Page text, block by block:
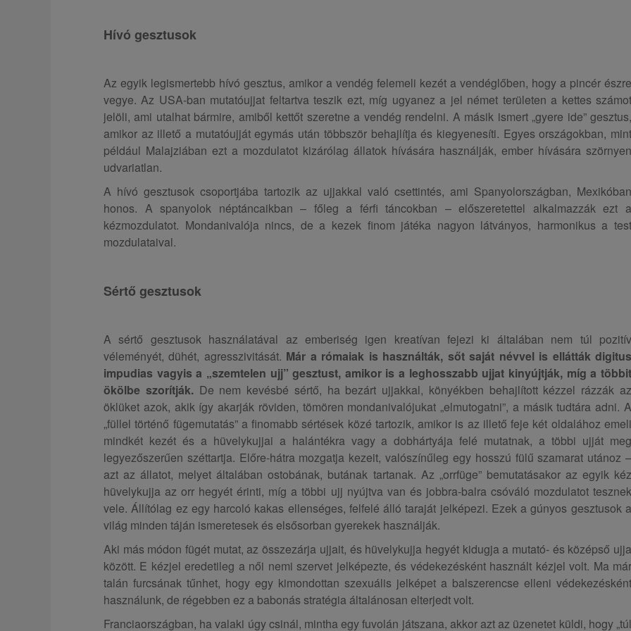
Hívó gesztusok
Az egyik legismertebb hívó gesztus, amikor a vendég felemeli kezét a vendéglőben, hogy a pincér észre
vegye. Az USA-ban mutatóujjat feltartva teszik ezt, míg ugyanez a jel német területen a kettes számot
jelöli, ami utalhat bármire, amiből kettőt szeretne a vendég rendelni. A másik ismert „gyere ide” gesztus,
amikor az illető a mutatóujját egymás után többször behajlítja és kiegyenesíti. Egyes országokban, mint
például Malajziában ezt a mozdulatot kizárólag állatok hívására használják, ember hívására szörnyen
udvariatlan.
A hívó gesztusok csoportjába tartozik az ujjakkal való csettintés, ami Spanyolországban, Mexikóban
honos. A spanyolok néptáncaikban – főleg a férfi táncokban – előszeretettel alkalmazzák ezt a
kézmozdulatot. Mondanivalója nincs, de a kezek finom játéka nagyon látványos, harmonikus a test
mozdulataival.
Sértő gesztusok
A sértő gesztusok használatával az emberiség igen kreatívan fejezi ki általában nem túl pozitív
véleményét, dühét, agresszivitását. Már a rómaiak is használták, sőt saját névvel is ellátták digitus
impudias vagyis a „szemtelen ujj” gesztust, amikor is a leghosszabb ujjat kinyújtják, míg a többit
ökölbe szorítják. De nem kevésbé sértő, ha bezárt ujjakkal, könyékben behajlított kézzel rázzák az
öklüket azok, akik így akarják röviden, tömören mondanivalójukat „elmutogatni”, a másik tudtára adni. A
„füllel történő fügemutatás” a finomabb sértések közé tartozik, amikor is az illető feje két oldalához emeli
mindkét kezét és a hüvelykujjai a halántékra vagy a dobhártyája felé mutatnak, a többi ujját meg
legyezőszerűen széttartja. Előre-hátra mozgatja kezeit, valószínűleg egy hosszú fülű szamarat utánoz –
azt az állatot, melyet általában ostobának, butának tartanak. Az „orrfüge” bemutatásakor az egyik kéz
hüvelykujja az orr hegyét érinti, míg a többi ujj nyújtva van és jobbra-balra csóváló mozdulatot tesznek
vele. Állítólag ez egy harcoló kakas ellenséges, felfelé álló taraját jelképezi. Ezek a gúnyos gesztusok a
világ minden táján ismeretesek és elsősorban gyerekek használják.
Aki más módon fügét mutat, az összezárja ujjait, és hüvelykujja hegyét kidugja a mutató- és középső ujja
között. E kézjel eredetileg a női nemi szervet jelképezte, és védekezésként használt kézjel volt. Ma már
talán furcsának tűnhet, hogy egy kimondottan szexuális jelképet a balszerencse elleni védekezésként
használunk, de régebben ez a babonás stratégia általánosan elterjedt volt.
Franciaországban, ha valaki úgy csinál, mintha egy fuvolán játszana, akkor azt az üzenetet küldi, hogy „túl